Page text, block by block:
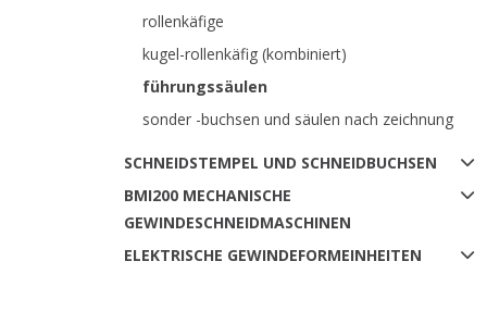
rollenkäfige
kugel-rollenkäfig (kombiniert)
führungssäulen
sonder -buchsen und säulen nach zeichnung
SCHNEIDSTEMPEL UND SCHNEIDBUCHSEN
BMI200 MECHANISCHE
GEWINDESCHNEIDMASCHINEN
ELEKTRISCHE GEWINDEFORMEINHEITEN